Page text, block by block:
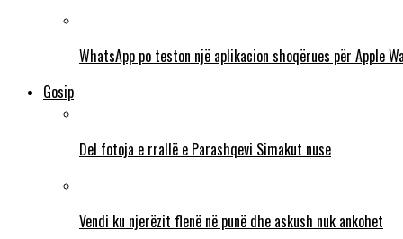
WhatsApp po teston një aplikacion shoqërues për Apple
Gosip
Del fotoja e rrallë e Parashqevi Simakut nuse
Vendi ku njerëzit flenë në punë dhe askush nuk ankohet